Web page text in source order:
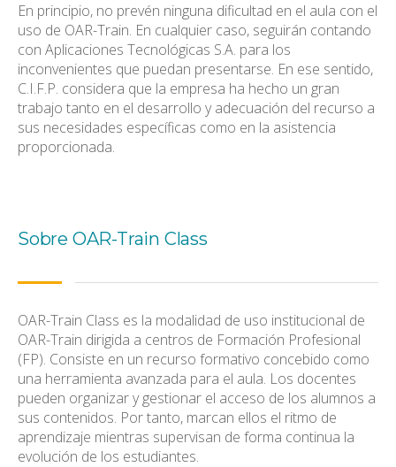
En principio, no prevén ninguna dificultad en el aula con el
uso de OAR-Train. En cualquier caso, seguirán contando
con Aplicaciones Tecnológicas S.A. para los
inconvenientes que puedan presentarse. En ese sentido,
C.I.F.P. considera que la empresa ha hecho un gran
trabajo tanto en el desarrollo y adecuación del recurso a
sus necesidades específicas como en la asistencia
proporcionada.
Sobre OAR-Train Class
OAR-Train Class es la modalidad de uso institucional de
OAR-Train dirigida a centros de Formación Profesional
(FP). Consiste en un recurso formativo concebido como
una herramienta avanzada para el aula. Los docentes
pueden organizar y gestionar el acceso de los alumnos a
sus contenidos. Por tanto, marcan ellos el ritmo de
aprendizaje mientras supervisan de forma continua la
evolución de los estudiantes.